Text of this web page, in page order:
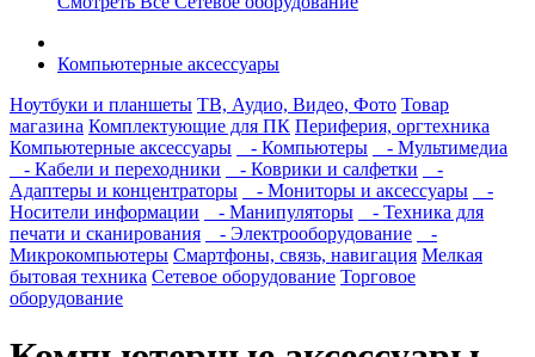
Компьютерные аксессуары
Ноутбуки и планшеты ТВ, Аудио, Видео, Фото Товар
магазина Комплектующие для ПК Периферия, оргтехника
Компьютерные аксессуары
- Компьютеры
- Мультимедиа
- Кабели и переходники
- Коврики и салфетки
-
Адаптеры и концентраторы
- Мониторы и аксессуары
-
Носители информации
- Манипуляторы
- Техника для
печати и сканирования
- Электрооборудование
-
Микрокомпьютеры Смартфоны, связь, навигация Мелкая
бытовая техника Сетевое оборудование Торговое
оборудование